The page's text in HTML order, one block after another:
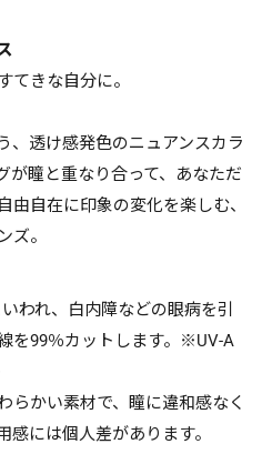
てきな自分に。
、透け感発色のニュアンスカラ
が瞳と重なり合って、あなただ
由自在に印象の変化を楽しむ、
ズ。
われ、白内障などの眼病を引
を99％カットします。※UV-A
らかい素材で、瞳に違和感なく
には個人差があります。